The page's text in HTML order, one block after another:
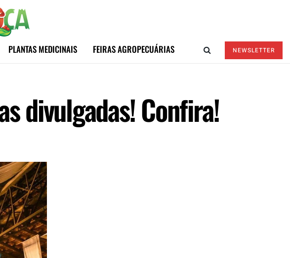
PLANTAS MEDICINAIS FEIRAS AGROPECUÁRIAS NEWSLETTER
divulgadas! Confira!